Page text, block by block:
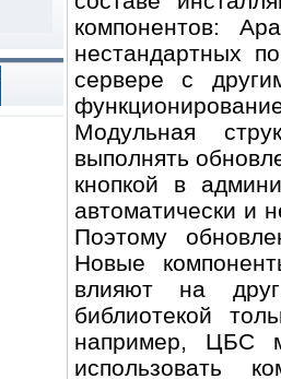
компонентов:
нестандартных
сервере с
Модульная
выполнять
кнопкой в
автоматически и
Поэтому
Новые
влияют на
библиотекой
например, ЦБС
использовать